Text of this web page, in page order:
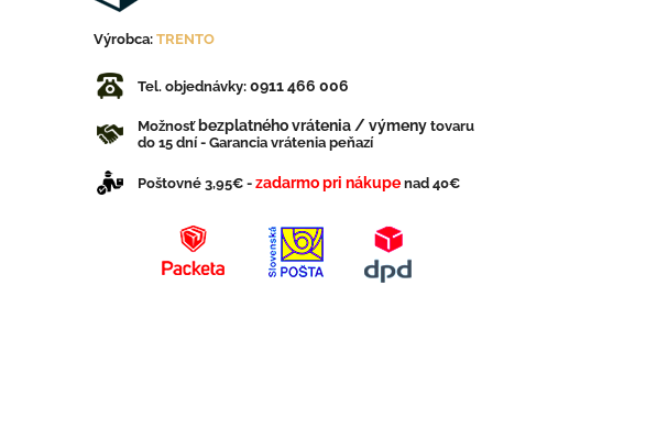
Výrobca: TRENTO
Tel. objednávky: 0911 466 006
Možnosť bezplatného vrátenia / výmeny tovaru
do 15 dní - Garancia vrátenia peňazí
Poštovné 3,95€ - zadarmo pri nákupe nad 40€